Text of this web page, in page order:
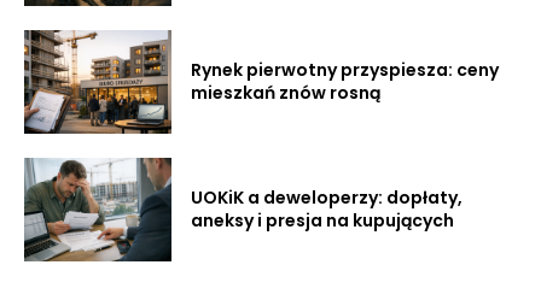
Rynek pierwotny przyspiesza: ceny
mieszkań znów rosną
UOKiK a deweloperzy: dopłaty,
aneksy i presja na kupujących